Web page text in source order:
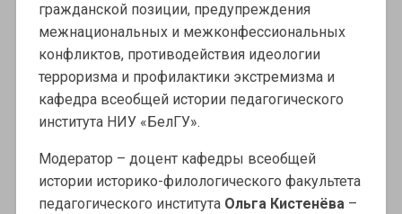
гражданской позиции, предупреждения
межнациональных и межконфессиональных
конфликтов, противодействия идеологии
терроризма и профилактики экстремизма и
кафедра всеобщей истории педагогического
института НИУ «БелГУ».
Модератор – доцент кафедры всеобщей
истории историко-филологического факультета
педагогического института Ольга Кистенёва–